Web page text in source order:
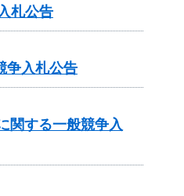
札公告
争入札公告
する一般競争入